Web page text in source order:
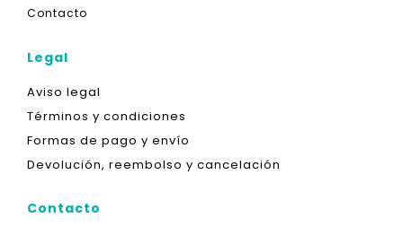
Contacto
Legal
Aviso legal
Términos y condiciones
Formas de pago y envío
Devolución, reembolso y cancelación
Contacto